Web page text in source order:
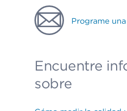
Programe
Encuentre
sobre